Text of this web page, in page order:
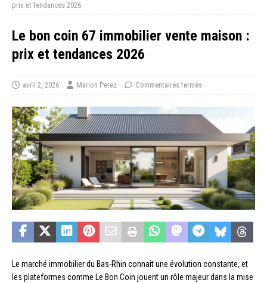
prix et tendances 2026
Le bon coin 67 immobilier vente maison :
prix et tendances 2026
avril 2, 2026 Marion Perez Commentaires fermés
Le marché immobilier du Bas-Rhin connaît une évolution constante, et
les plateformes comme Le Bon Coin jouent un rôle majeur dans la mise